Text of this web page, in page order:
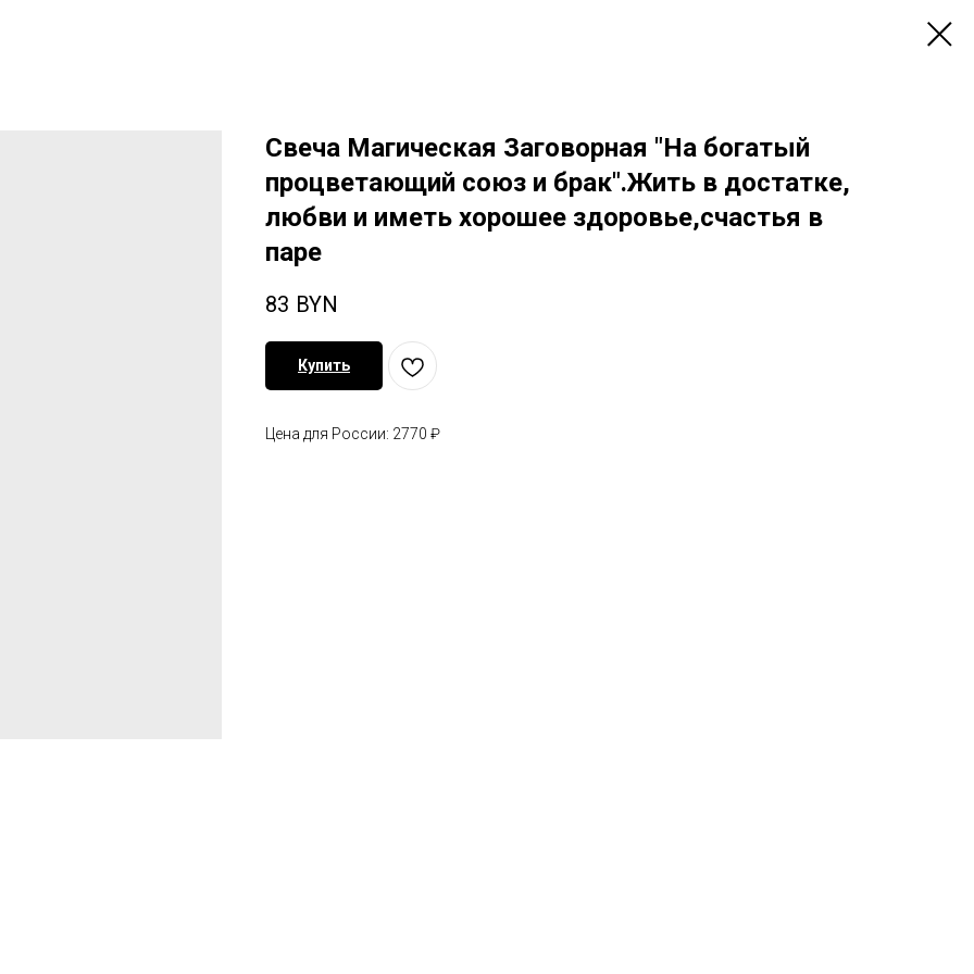
Свеча Магическая Заговорная "На богатый
процветающий союз и брак".Жить в достатке,
любви и иметь хорошее здоровье,счастья в
паре
83 BYN
Купить
Цена для России: 2770 ₽